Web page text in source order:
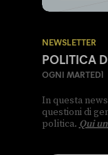
NEWSLETTER
POLITICA
OGNI MARTEDÌ
In questa
questioni di
politica. Qui